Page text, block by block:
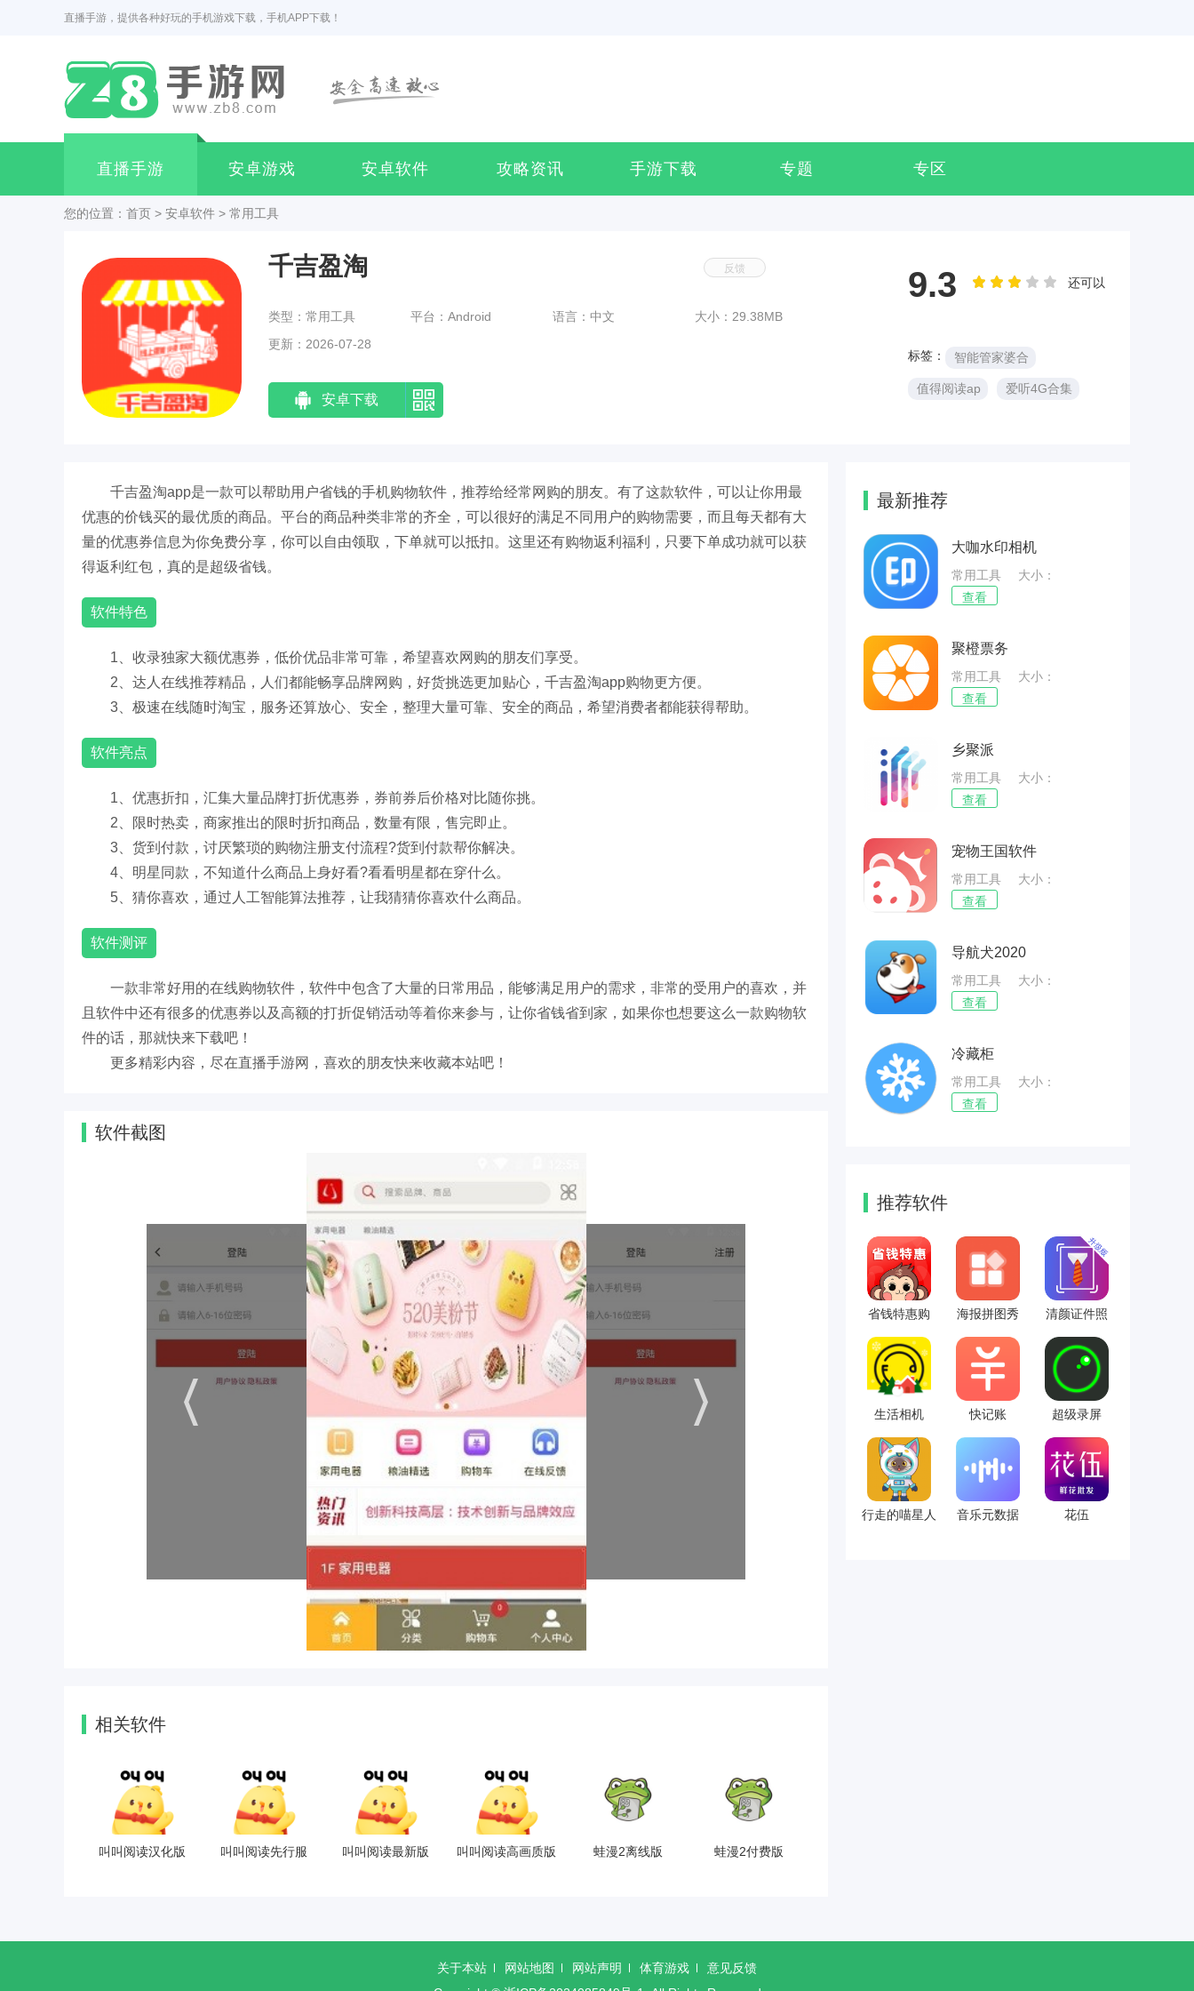
直播手游，提供各种好玩的手机游戏下载，手机APP下载！
直播手游 安卓游戏 安卓软件 攻略资讯 手游下载 专题 专区
您的位置： 首页 > 安卓软件 > 常用工具
类型：常用工具 平台：Android 语言：中文
大小：29.38MB
更新：2026-07-28
安卓下载
还可以
9.3
标签： 智能管家婆合
值得阅读ap 爱听4G合集
千吉盈淘
千吉盈淘app是一款可以帮助用户省钱的手机购物软件，推荐给经常网购的朋友。有了这款软件，可以让你用最
优惠的价钱买的最优质的商品。平台的商品种类非常的齐全，可以很好的满足不同用户的购物需要，而且每天都有大
量的优惠券信息为你免费分享，你可以自由领取，下单就可以抵扣。这里还有购物返利福利，只要下单成功就可以获
得返利红包，真的是超级省钱。
软件特色
1、收录独家大额优惠券，低价优品非常可靠，希望喜欢网购的朋友们享受。
2、达人在线推荐精品，人们都能畅享品牌网购，好货挑选更加贴心，千吉盈淘app购物更方便。
3、极速在线随时淘宝，服务还算放心、安全，整理大量可靠、安全的商品，希望消费者都能获得帮助。
软件亮点
1、优惠折扣，汇集大量品牌打折优惠券，券前券后价格对比随你挑。
2、限时热卖，商家推出的限时折扣商品，数量有限，售完即止。
3、货到付款，讨厌繁琐的购物注册支付流程?货到付款帮你解决。
4、明星同款，不知道什么商品上身好看?看看明星都在穿什么。
5、猜你喜欢，通过人工智能算法推荐，让我猜猜你喜欢什么商品。
软件测评
一款非常好用的在线购物软件，软件中包含了大量的日常用品，能够满足用户的需求，非常的受用户的喜欢，并
且软件中还有很多的优惠券以及高额的打折促销活动等着你来参与，让你省钱省到家，如果你也想要这么一款购物软
件的话，那就快来下载吧！
更多精彩内容，尽在直播手游网，喜欢的朋友快来收藏本站吧！
软件截图
相关软件
叫叫阅读汉化版 叫叫阅读先行服 叫叫阅读最新版 叫叫阅读高画质版 蛙漫2离线版 蛙漫2付费版
最新推荐
大咖水印相机
常用工具
大小：
49.75MB
查看
聚橙票务
常用工具
大小：
67.41MB
查看
乡聚派
常用工具
大小：
67.57MB
查看
宠物王国软件
常用工具
大小：
74.82MB
查看
导航犬2020
常用工具
大小：
88.75MB
查看
冷藏柜
常用工具
大小：
56.01MB
查看
推荐软件
省钱特惠购 海报拼图秀 清颜证件照
生活相机 快记账 超级录屏
行走的喵星人 音乐元数据 花伍
反馈
关于本站 网站地图 网站声明 体育游戏
意见反馈